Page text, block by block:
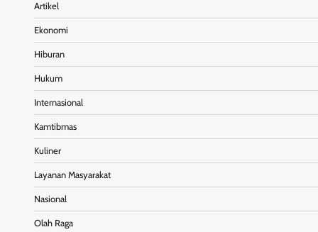
Artikel
Ekonomi
Hiburan
Hukum
Internasional
Kamtibmas
Kuliner
Layanan Masyarakat
Nasional
Olah Raga